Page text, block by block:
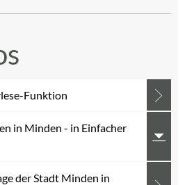
Funktion
in Minden - in Einfacher
der Stadt Minden in